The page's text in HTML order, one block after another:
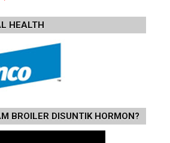
HEALTH
BROILER DISUNTIK HORMON?